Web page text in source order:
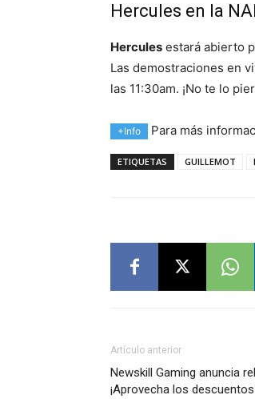
Hercules en la
Hercules estará abierto
Las demostraciones en
las 11:30am. ¡No te lo
+Info Para más
ETIQUETAS GUILLEMOT
Artículo anterior
Newskill Gaming anuncia
¡Aprovecha los